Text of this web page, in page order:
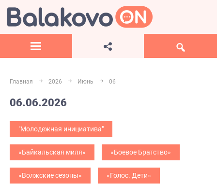
Главная 2026 Июнь 06
06.06.2026
"Молодежная инициатива"
«Байкальская миля» «Боевое Братство»
«Волжские сезоны» «Голос. Дети»